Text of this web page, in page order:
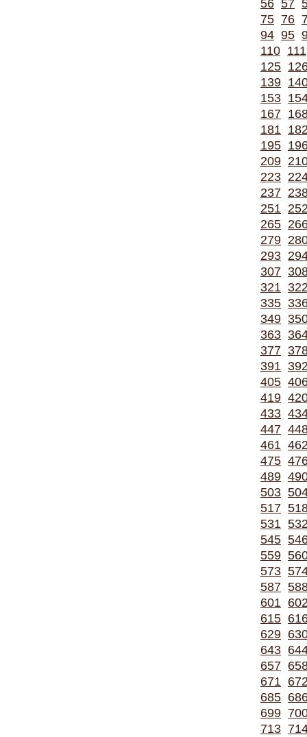
56 57
75 76
94 95
110 111
125
139
153
167
181
195
209
223
237
251
265
279
293
307
321
335
349
363
377
391
405
419
433
447
461
475
489
503
517
531
545
559
573
587
601
615
629
643
657
671
685
699
713